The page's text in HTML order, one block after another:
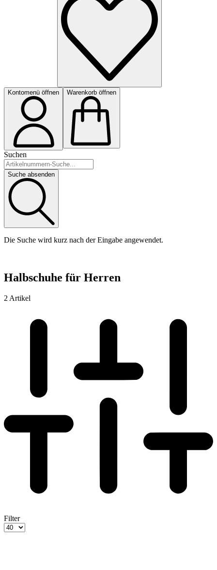
Kontomenü öffnen Warenkorb öffnen
Suchen
Suche absenden
Die Suche wird kurz nach der Eingabe angewendet.
Halbschuhe für Herren
2 Artikel
Filter